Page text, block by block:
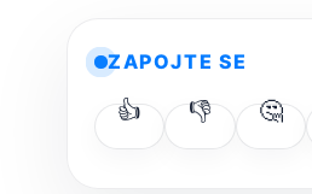
ZAPOJTE SE
👍 👎 🤔